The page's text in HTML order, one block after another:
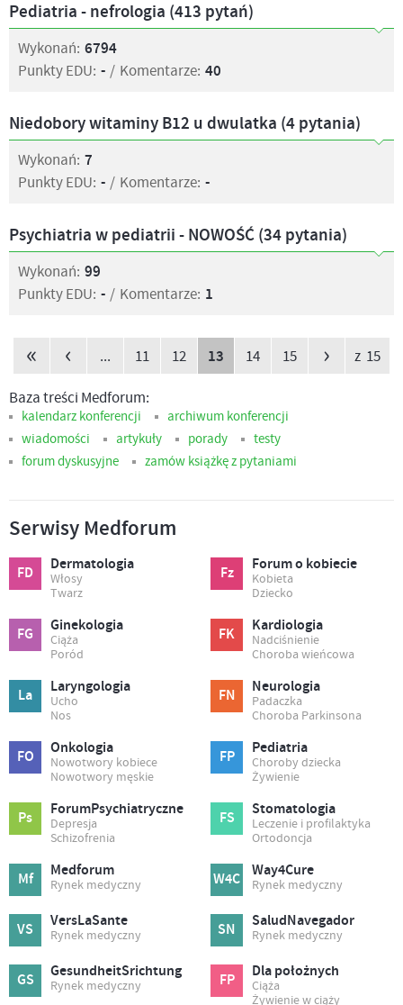
Pediatria - nefrologia (413 pytań)
Wykonań: 6794
Punkty EDU: - / Komentarze: 40
Niedobory witaminy B12 u dwulatka (4 pytania)
Wykonań: 7
Punkty EDU: - / Komentarze: -
Psychiatria w pediatrii - NOWOŚĆ (34 pytania)
Wykonań: 99
Punkty EDU: - / Komentarze: 1
« ‹ ... 11 12 13 14 15 › z 15
Baza treści Medforum:
kalendarz konferencji
archiwum konferencji
wiadomości
artykuły porady
testy
forum dyskusyjne
zamów książkę z pytaniami
Serwisy Medforum
FD Dermatologia
Włosy
Twarz
Fz Forum o kobiecie
Kobieta
Dziecko
FG Ginekologia
Ciąża
Poród
FK Kardiologia
Nadciśnienie
Choroba wieńcowa
La Laryngologia
Ucho
Nos
FN Neurologia
Padaczka
Choroba Parkinsona
FO Onkologia
Nowotwory kobiece
Nowotwory męskie
FP Pediatria
Choroby dziecka
Żywienie
Ps ForumPsychiatryczne
Depresja
Schizofrenia
FS Stomatologia
Leczenie i profilaktyka
Ortodoncja
Mf Medforum
Rynek medyczny W4C Way4Cure
Rynek medyczny
VS VersLaSante
Rynek medyczny SN SaludNavegador
Rynek medyczny
GS GesundheitSrichtung
Rynek medyczny FP Dla położnych
Ciąża
Żywienie w ciąży